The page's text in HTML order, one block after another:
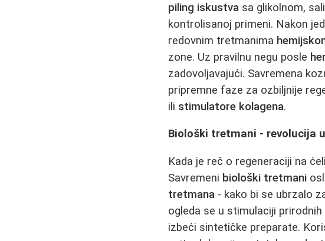
piling iskustva sa glikolnom,
kontrolisanoj primeni. Nakon
redovnim tretmanima
zone. Uz pravilnu negu posle
zadovoljavajući. Savremena
pripremne faze za ozbiljnije
ili stimulatore kolagena.
Biološki tretmani - revolucija
Kada je reč o regeneraciji na
Savremeni biološki tretmani
tretmana - kako bi se ubrzalo
ogleda se u stimulaciji
izbeći sintetičke preparate.